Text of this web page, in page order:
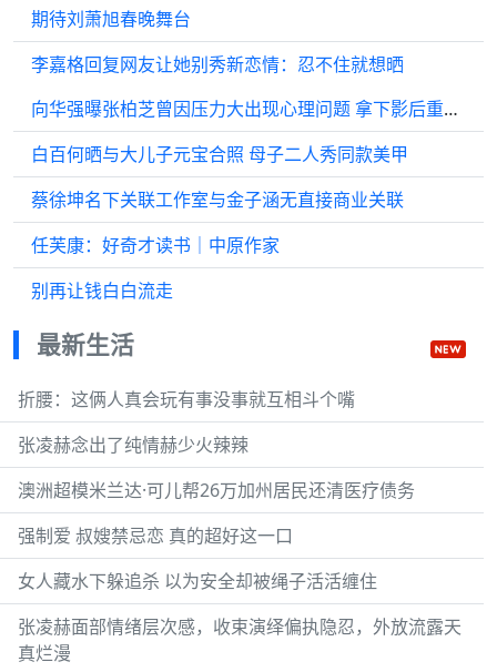
期待刘萧旭春晚舞台
李嘉格回复网友让她别秀新恋情：忍不住就想晒
向华强曝张柏芝曾因压力大出现心理问题 拿下影后重拾自信
白百何晒与大儿子元宝合照 母子二人秀同款美甲
蔡徐坤名下关联工作室与金子涵无直接商业关联
任芙康：好奇才读书｜中原作家
别再让钱白白流走
最新生活
折腰：这俩人真会玩有事没事就互相斗个嘴
张凌赫念出了纯情赫少火辣辣
澳洲超模米兰达·可儿帮26万加州居民还清医疗债务
强制爱 叔嫂禁忌恋 真的超好这一口
女人藏水下躲追杀 以为安全却被绳子活活缠住
张凌赫面部情绪层次感，收束演绎偏执隐忍，外放流露天
真烂漫